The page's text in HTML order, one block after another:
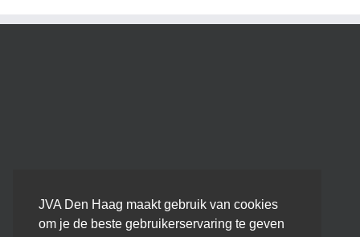
JVA Den Haag maakt gebruik van cookies
om je de beste gebruikerservaring te geven